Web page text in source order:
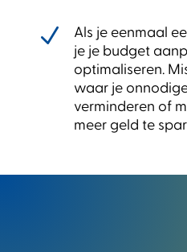
N
Als je eenmaal
je je budget
optimaliseren.
waar je
verminderen of
meer geld te